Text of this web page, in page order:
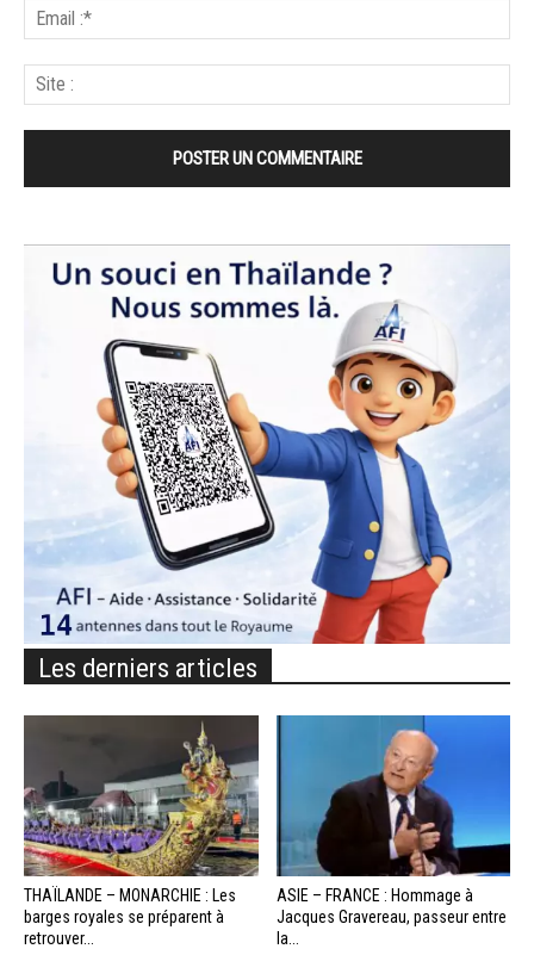
Les derniers articles
THAÏLANDE – MONARCHIE : Les
barges royales se préparent à
retrouver...
ASIE – FRANCE : Hommage à
Jacques Gravereau, passeur entre
la...